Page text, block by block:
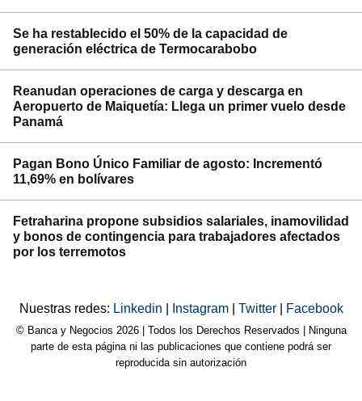
Se ha restablecido el 50% de la capacidad de
generación eléctrica de Termocarabobo
Reanudan operaciones de carga y descarga en
Aeropuerto de Maiquetía: Llega un primer vuelo desde
Panamá
Pagan Bono Único Familiar de agosto: Incrementó
11,69% en bolívares
Fetraharina propone subsidios salariales, inamovilidad
y bonos de contingencia para trabajadores afectados
por los terremotos
Nuestras redes: Linkedin Instagram Twitter Facebook
© Banca y Negocios 2026 | Todos los Derechos Reservados | Ninguna
parte de esta página ni las publicaciones que contiene podrá ser
reproducida sin autorización